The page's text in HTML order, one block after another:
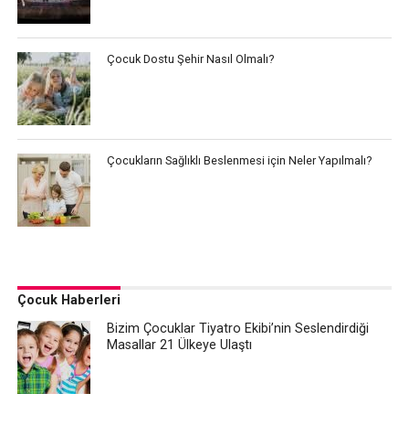
Çocuk Dostu Şehir Nasıl Olmalı?
Çocukların Sağlıklı Beslenmesi için Neler Yapılmalı?
Çocuk Haberleri
Bizim Çocuklar Tiyatro Ekibi’nin Seslendirdiği
Masallar 21 Ülkeye Ulaştı